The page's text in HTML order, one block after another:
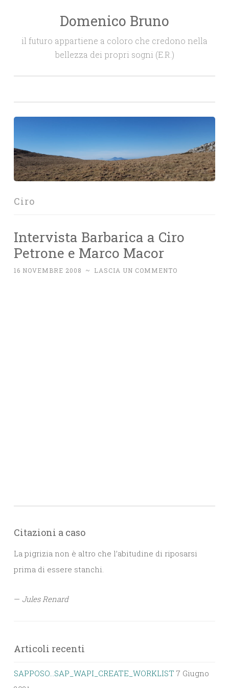
Domenico Bruno
il futuro appartiene a coloro che credono nella
bellezza dei propri sogni (E.R.)
Ciro
Intervista Barbarica a Ciro
Petrone e Marco Macor
16 NOVEMBRE 2008 ~ LASCIA UN COMMENTO
Citazioni a caso
La pigrizia non è altro che l’abitudine di riposarsi
prima di essere stanchi.
— Jules Renard
Articoli recenti
SAPPOSO…SAP_WAPI_CREATE_WORKLIST 7 Giugno